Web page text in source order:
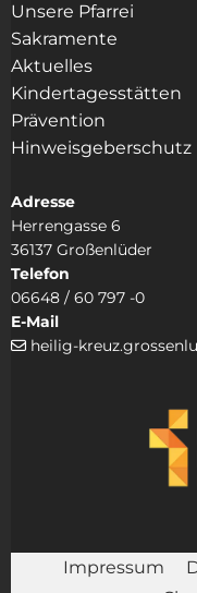
Unsere Pfarrei
Sakramente
Aktuelles
Kindertagesstätten
Prävention
Hinweisgeberschutz
Adresse
Herrengasse 6
36137 Großenlüder
Telefon
06648 / 60 797 -0
E-Mail
 heilig-
Impressum